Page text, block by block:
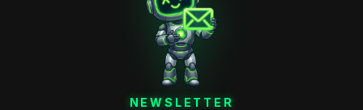
NEWSLETTER